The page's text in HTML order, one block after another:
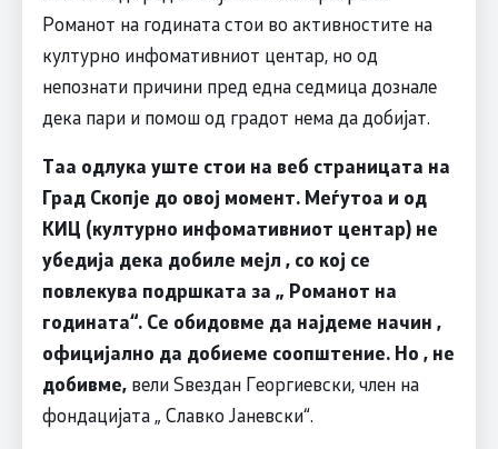
Романот на годината стои во активностите на
културно инфомативниот центар, но од
непознати причини пред една седмица дознале
дека пари и помош од градот нема да добијат.
Таа одлука уште стои на веб страницата на
Град Скопје до овој момент. Меѓутоа и од
КИЦ (културно инфомативниот центар) не
убедија дека добиле мејл , со кој се
повлекува подршката за „ Романот на
годината“. Се обидовме да најдеме начин ,
официјално да добиеме соопштение. Но , не
добивме,вели Ѕвездан Георгиевски, член на
фондацијата „ Славко Јаневски“.